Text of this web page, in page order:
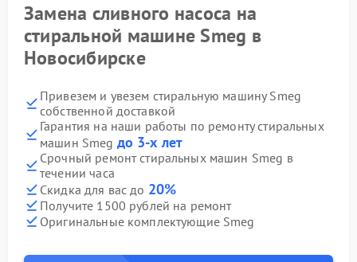
Замена сливного насоса на
стиральной машине Smeg в
Новосибирске
Привезем и увезем стиральную машину Smeg
собственной доставкой
Гарантия на наши работы по ремонту стиральных
машин Smeg до 3-х лет
Срочный ремонт стиральных машин Smeg в
течении часа
Скидка для вас до 20%
Получите 1500 рублей на ремонт
Оригинальные комплектующие Smeg